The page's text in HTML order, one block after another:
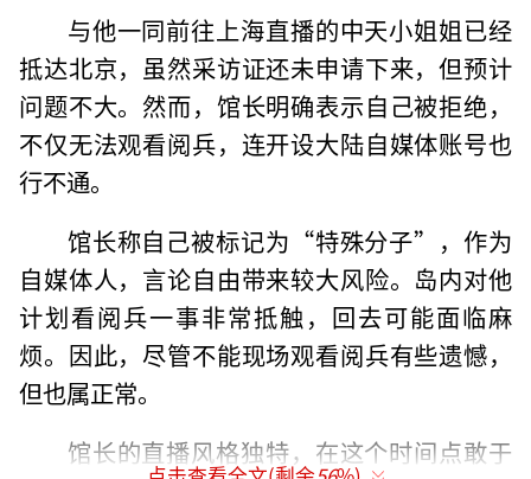
与他一同前往上海直播的中天小姐姐已经
抵达北京，虽然采访证还未申请下来，但预计
问题不大。然而，馆长明确表示自己被拒绝，
不仅无法观看阅兵，连开设大陆自媒体账号也
行不通。
馆长称自己被标记为“特殊分子”，作为
自媒体人，言论自由带来较大风险。岛内对他
计划看阅兵一事非常抵触，回去可能面临麻
烦。因此，尽管不能现场观看阅兵有些遗憾，
但也属正常。
馆长的直播风格独特，在这个时间点敢于